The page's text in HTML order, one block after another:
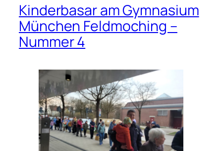
Kinderbasar am Gymnasium
München Feldmoching –
Nummer 4